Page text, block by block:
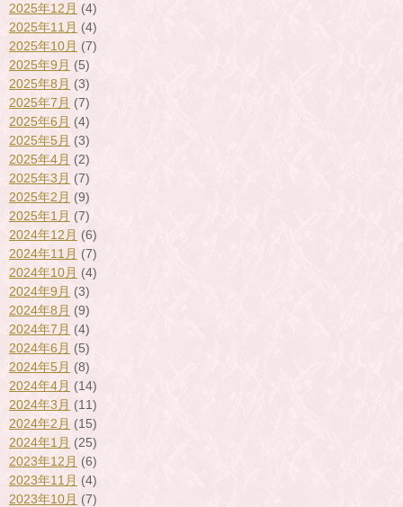
2025年12月 (4)
2025年11月 (4)
2025年10月 (7)
2025年9月 (5)
2025年8月 (3)
2025年7月 (7)
2025年6月 (4)
2025年5月 (3)
2025年4月 (2)
2025年3月 (7)
2025年2月 (9)
2025年1月 (7)
2024年12月 (6)
2024年11月 (7)
2024年10月 (4)
2024年9月 (3)
2024年8月 (9)
2024年7月 (4)
2024年6月 (5)
2024年5月 (8)
2024年4月 (14)
2024年3月 (11)
2024年2月 (15)
2024年1月 (25)
2023年12月 (6)
2023年11月 (4)
2023年10月 (7)